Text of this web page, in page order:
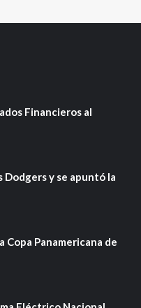
Financieros al
Dodgers y se apuntó la
Panamericana de